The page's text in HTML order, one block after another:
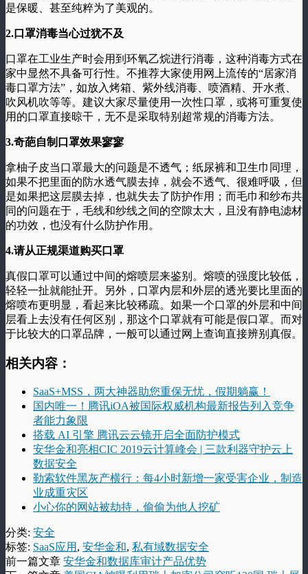
是保暖、甚至纯粹为了美观的。
2.口罩消毒当心过犹不及
口罩在工业生产时会用到环氧乙烷进行消毒，这种消毒方式在
家中显然不具备可行性。不推荐大家使用网上流传的“居家消
毒口罩方法” ，如放入烤箱、紫外线消毒、喷酒精、开水煮、
吹风机吹等等。建议大家尽量使用一次性口罩，或将可重复使
用的口罩直接晾干，无不是采取特别超常规的消毒方法。
3.奇葩自制口罩效果寥寥
拿柚子皮当口罩最大的问题是不透气；纸尿裤和卫生巾同理，
如果不把里面的防水透气膜去掉，就会不透气、很难呼吸，但
是如果把这层膜去掉，也就失去了防护作用；而毛巾和纱布共
同的问题在于，毛线和纱线之间的空隙太大，且没有静电滤材
的功效，也没有什么防护作用。
4.请从正规渠道购买口罩
真假口罩可以通过中间的熔喷层来鉴别。熔喷的强度比较低，
轻轻一扯就能扯开。另外，口罩内层和外层的透光要比里面的
熔喷布更明显，看起来比较稀疏。如果一个口罩的外层和中间
层看上去没有任何区别，那这个口罩就有可能是假口罩。而对
于比较大的口罩品牌，一般可以通过网上查询直接辨别真假。
相关内容：
SaaS+MSS，两大神器助您重保无忧，假期躺赢！
国内唯一！腾讯iOA被国际权威机构最新报告列入竞争
者能力象限
搭载 AI 引擎 腾讯云云镜开启全面防护模式
安华金和亮相CIC 2019云计算峰会 | 三款利器守护云上
数据安全
勒索软件黑灰产横行：每4小时新增一家受害企业，制造
业成重灾区
小心你的网站被劫持，偷偷为他人挖矿
分类: 安全
标签: SaaS应用 , 安华金和, 私有域数据安全
前一篇文章 安华金和数据库审计产品优势